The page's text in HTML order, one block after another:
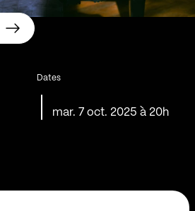
Dates
mar. 7 oct. 2025 à 20h